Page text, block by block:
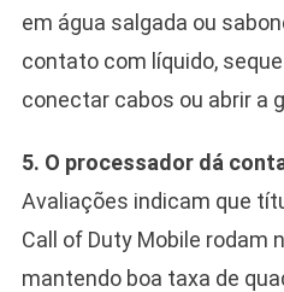
em água salgada ou
contato com líquido,
conectar cabos ou abrir a
5. O processador dá
Avaliações indicam que
Call of Duty Mobile rodam
mantendo boa taxa de